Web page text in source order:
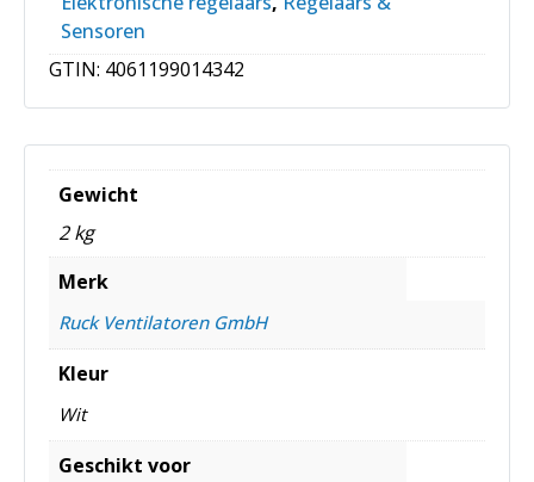
Sensoren
GTIN: 4061199014342
Gewicht
2 kg
Merk
Ruck Ventilatoren GmbH
Kleur
Wit
Geschikt voor